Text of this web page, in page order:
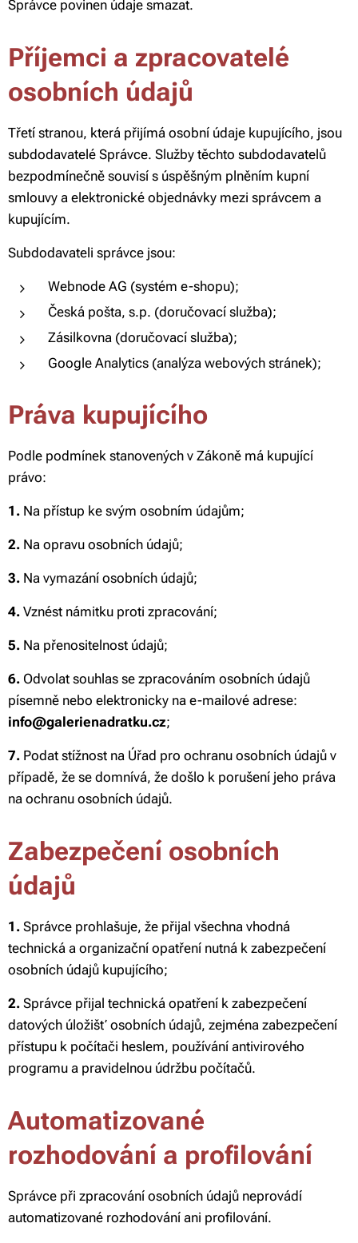
Správce povinen údaje smazat.
Příjemci a zpracovatelé
osobních údajů
Třetí stranou, která přijímá osobní údaje kupujícího, jsou
subdodavatelé Správce. Služby těchto subdodavatelů
bezpodmínečně souvisí s úspěšným plněním kupní
smlouvy a elektronické objednávky mezi správcem a
kupujícím.
Subdodavateli správce jsou:
Webnode AG (systém e-shopu);
Česká pošta, s.p. (doručovací služba);
Zásilkovna (doručovací služba);
Google Analytics (analýza webových stránek);
Práva kupujícího
Podle podmínek stanovených v Zákoně má kupující
právo:
1. Na přístup ke svým osobním údajům;
2. Na opravu osobních údajů;
3. Na vymazání osobních údajů;
4. Vznést námitku proti zpracování;
5. Na přenositelnost údajů;
6. Odvolat souhlas se zpracováním osobních údajů
písemně nebo elektronicky na e-mailové adrese:
info@galerienadratku.cz;
7. Podat stížnost na Úřad pro ochranu osobních údajů v
případě, že se domnívá, že došlo k porušení jeho práva
na ochranu osobních údajů.
Zabezpečení osobních
údajů
1. Správce prohlašuje, že přijal všechna vhodná
technická a organizační opatření nutná k zabezpečení
osobních údajů kupujícího;
2. Správce přijal technická opatření k zabezpečení
datových úložišť osobních údajů, zejména zabezpečení
přístupu k počítači heslem, používání antivirového
programu a pravidelnou údržbu počítačů.
Automatizované
rozhodování a profilování
Správce při zpracování osobních údajů neprovádí
automatizované rozhodování ani profilování.